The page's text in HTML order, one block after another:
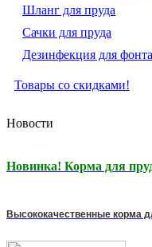
Шланг для пруда
Сачки для пруда
Дезинфекция для
Товары со скидками!
Новости
Новинка! Корма для
Высококачественные корма